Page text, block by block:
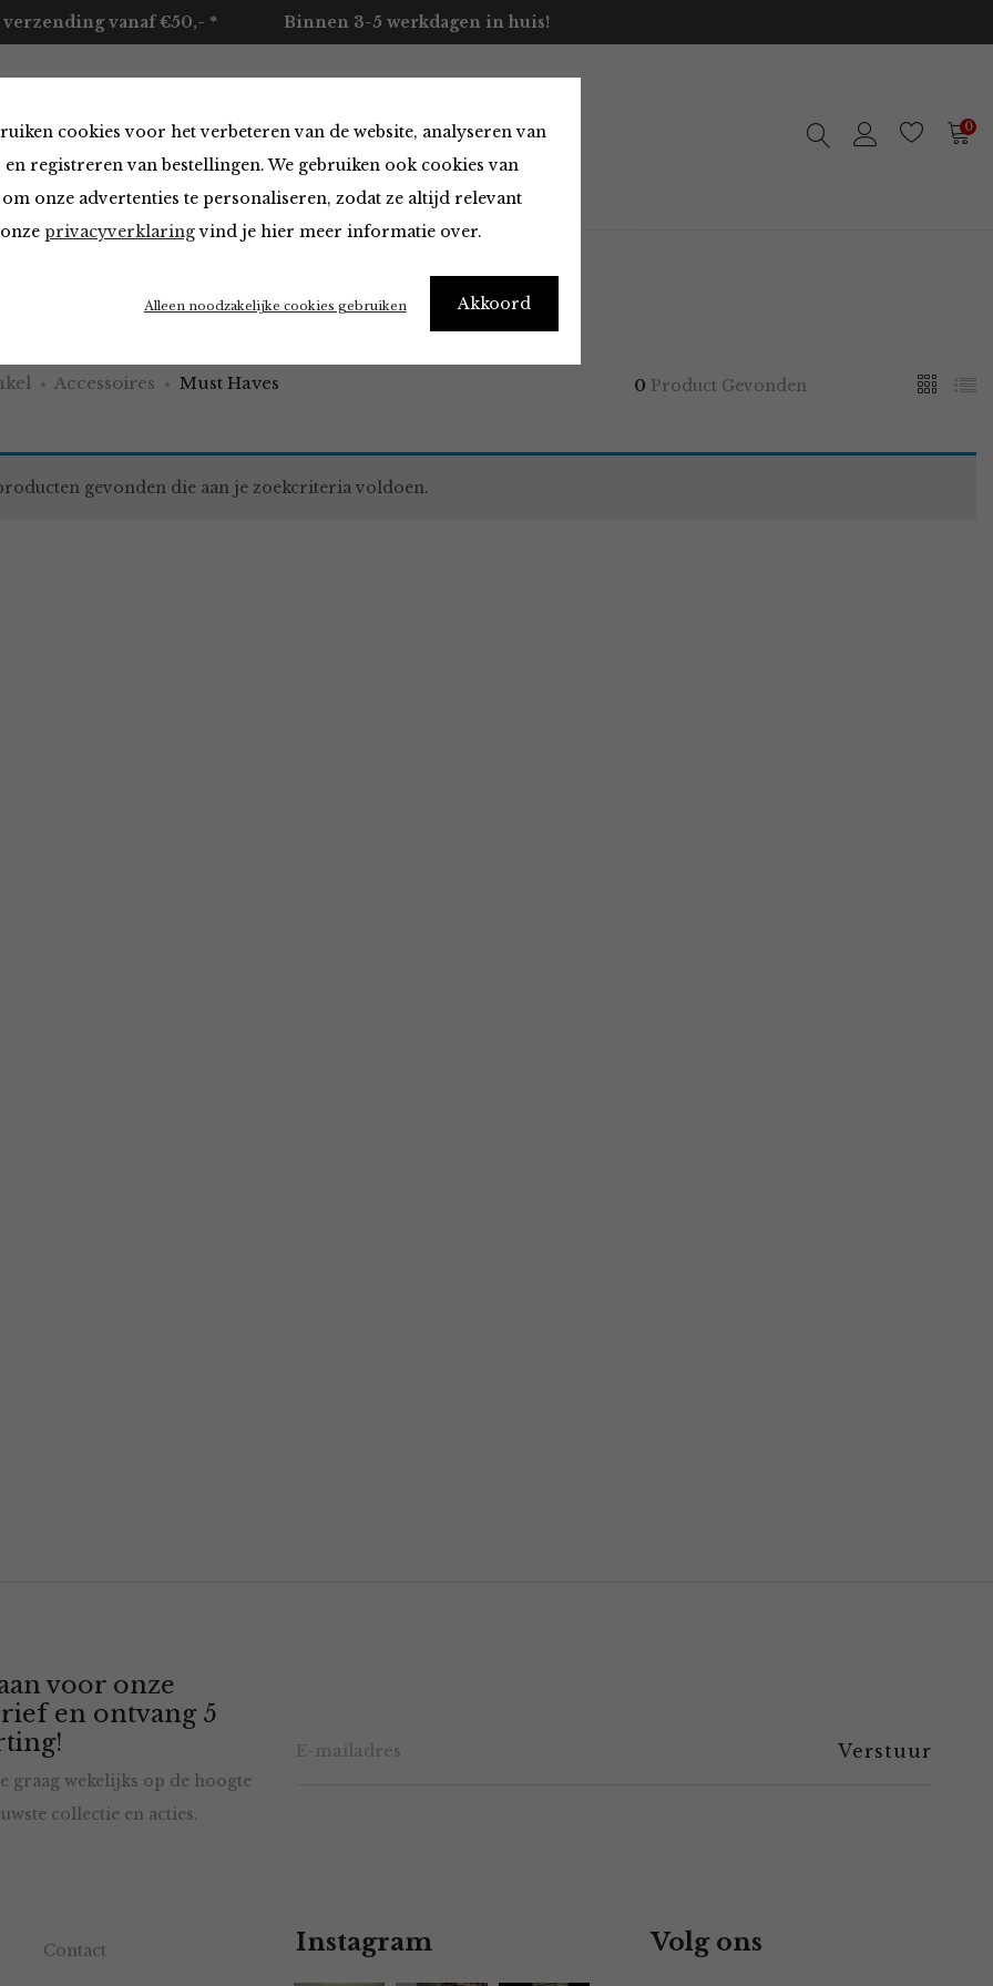
cookies voor het verbeteren van de website, analyseren van
en registreren van bestellingen. We gebruiken ook cookies van
onze advertenties te personaliseren, zodat ze altijd relevant
privacyverklaringvind je hier meer informatie over.
Akkoord
Alleen noodzakelijke cookies gebruiken
verzending vanaf €50,- * Binnen 3-5 werkdagen in huis!
Merken Over ons Contact 0
Accessoires Must Haves 0 Product Gevonden
gevonden die aan je zoekcriteria voldoen.
voor onze
en ontvang 5
graag wekelijks op de hoogte
collectie en acties.
Contact Instagram Volg ons